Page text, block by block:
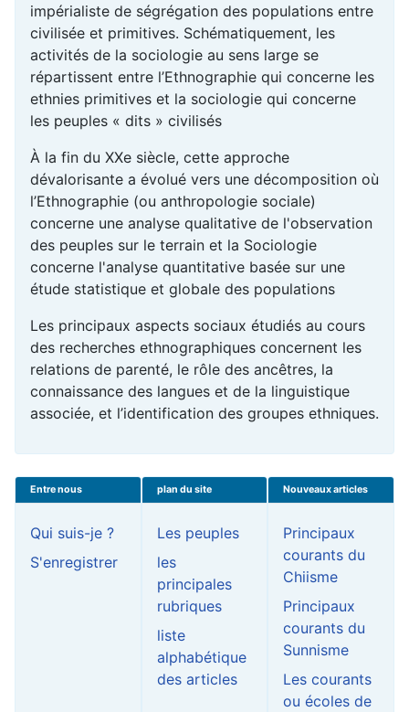
impérialiste de ségrégation des populations entre
civilisée et primitives. Schématiquement, les
activités de la sociologie au sens large se
répartissent entre l’Ethnographie qui concerne les
ethnies primitives et la sociologie qui concerne
les peuples « dits » civilisés
À la fin du XXe siècle, cette approche
dévalorisante a évolué vers une décomposition où
l’Ethnographie (ou anthropologie sociale)
concerne une analyse qualitative de l'observation
des peuples sur le terrain et la Sociologie
concerne l'analyse quantitative basée sur une
étude statistique et globale des populations
Les principaux aspects sociaux étudiés au cours
des recherches ethnographiques concernent les
relations de parenté, le rôle des ancêtres, la
connaissance des langues et de la linguistique
associée, et l’identification des groupes ethniques.
Entre nous
Qui suis-je ?
S'enregistrer
plan du site
Les peuples
les
principales
rubriques
liste
alphabétique
des articles
Nouveaux articles
Principaux
courants du
Chiisme
Principaux
courants du
Sunnisme
Les courants
ou écoles de